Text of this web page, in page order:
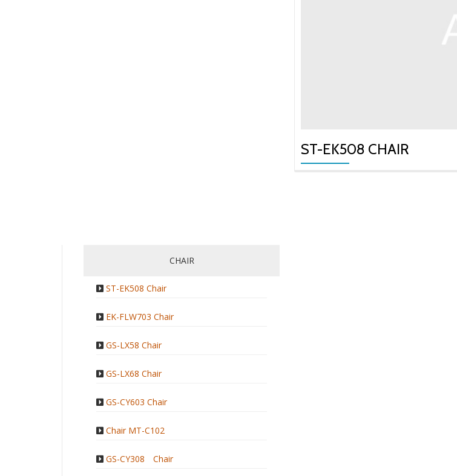
ST-EK508 CHAIR
CHAIR
ST-EK508 Chair
EK-FLW703 Chair
GS-LX58 Chair
GS-LX68 Chair
GS-CY603 Chair
Chair MT-C102
GS-CY308 Chair